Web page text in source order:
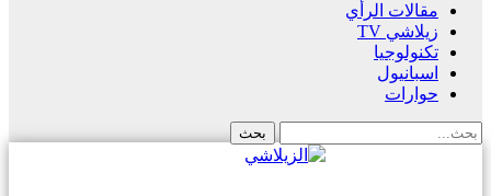
مقالات الرأي
زيلاشي TV
تكنولوجيا
اسبانيول
حوارات